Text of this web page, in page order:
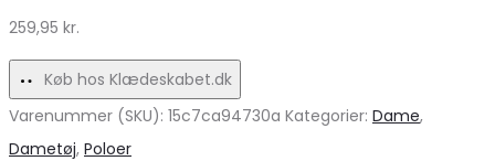
259,95 kr.
Køb hos Klædeskabet.dk
Varenummer (SKU): 15c7ca94730a Kategorier: Dame,
Dametøj, Poloer